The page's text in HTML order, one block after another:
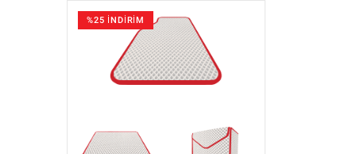
%25 İNDİRİM